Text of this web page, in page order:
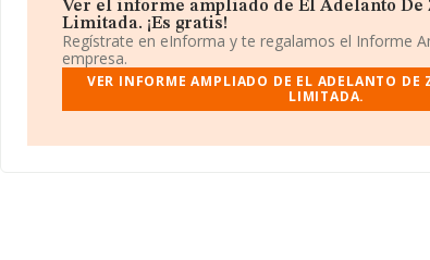
La compañíaEl Adelanto de Zamora Sociedad
su domicilio social establecido en Calle Toro núm. 9,
Zamora, Castilla-león.
En base a la información de la que dispone INFORMA
facturación de ventas entre todas las compañías
Ver el informe ampliado de El Adelanto De
Limitada. ¡Es gratis!
Regístrate en eInforma y te regalamos el Informe
empresa.
VER INFORME AMPLIADO DE EL ADELANTO DE
LIMITADA.